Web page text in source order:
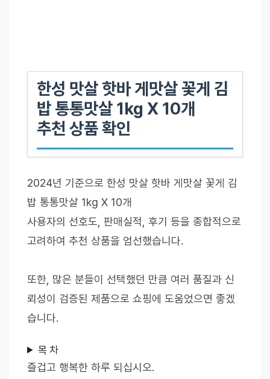
한성 맛살 핫바 게맛살 꽃게 김
밥 통통맛살 1kg X 10개
추천 상품 확인
2024년 기준으로 한성 맛살 핫바 게맛살 꽃게 김
밥 통통맛살 1kg X 10개
사용자의 선호도, 판매실적, 후기 등을 종합적으로
고려하여 추천 상품을 엄선했습니다.
또한, 많은 분들이 선택했던 만큼 여러 품질과 신
뢰성이 검증된 제품으로 쇼핑에 도움었으면 좋겠
습니다.
목 차
즐겁고 행복한 하루 되십시오.